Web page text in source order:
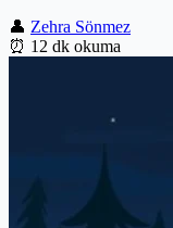
👤 Zehra Sönmez
⏰ 12 dk okuma